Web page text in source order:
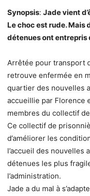
Synopsis: Jade vient
Le choc est rude. Mais
détenues ont entrepris
Arrêtée pour transport
retrouve enfermée en
quartier des nouvelles
accueillie par Florence
membres du collectif
Ce collectif de
d’améliorer les
l’accueil des nouvelles
détenues les plus
l’administration.
Jade a du mal à